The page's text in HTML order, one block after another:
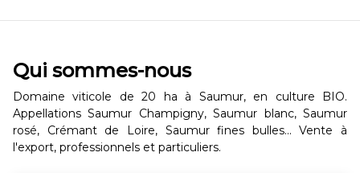
Qui sommes-nous
Domaine viticole de 20 ha à Saumur, en culture BIO.
Appellations Saumur Champigny, Saumur blanc, Saumur
rosé, Crémant de Loire, Saumur fines bulles... Vente à
l'export, professionnels et particuliers.